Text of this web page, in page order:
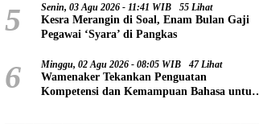
5 Senin, 03 Agu 2026 - 11:41 WIB 55 Lihat
Kesra Merangin di Soal, Enam Bulan Gaji
Pegawai ‘Syara’ di Pangkas
6 Minggu, 02 Agu 2026 - 08:05 WIB 47 Lihat
Wamenaker Tekankan Penguatan
Kompetensi dan Kemampuan Bahasa untuk